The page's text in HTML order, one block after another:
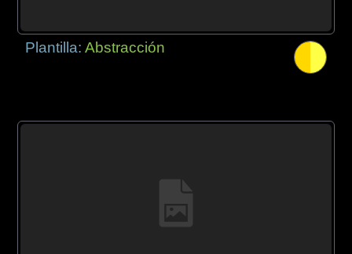
Plantilla:Abstracción